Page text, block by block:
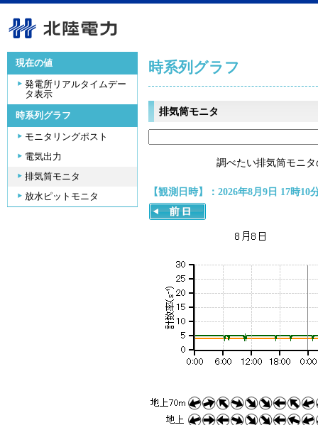
現在の値
発電所リアルタイムデー
タ表示
時系列グラフ
モニタリングポスト
電気出力
排気筒モニタ
放水ピットモニタ
時系列グラフ
排気筒モニタ
調べたい排気筒モニ
【観測日時】：2026年8月9日 17時10